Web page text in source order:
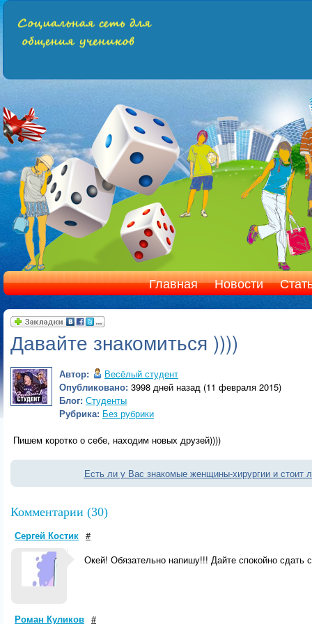
Главная Новости
Давайте знакомиться ))))
Автор:
Весёлый студент
Опубликовано: 3998 дней назад (11 февраля 2015)
Блог: Студенты
Рубрика: Без рубрики
Пишем коротко о себе, находим новых друзей))))
Есть ли у Вас знакомые женщины-хирургии и стоит
Комментарии (30)
Сергей Костик #
Окей! Обязательно напишу!!! Дайте спокойно
Роман Куликов #